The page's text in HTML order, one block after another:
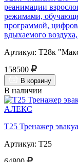
реанимации
режимами,
программой,
вдыхаемого
Артикул: Т28к
158500
В корзину
В наличии
Т25 Тренажер
Артикул: Т25